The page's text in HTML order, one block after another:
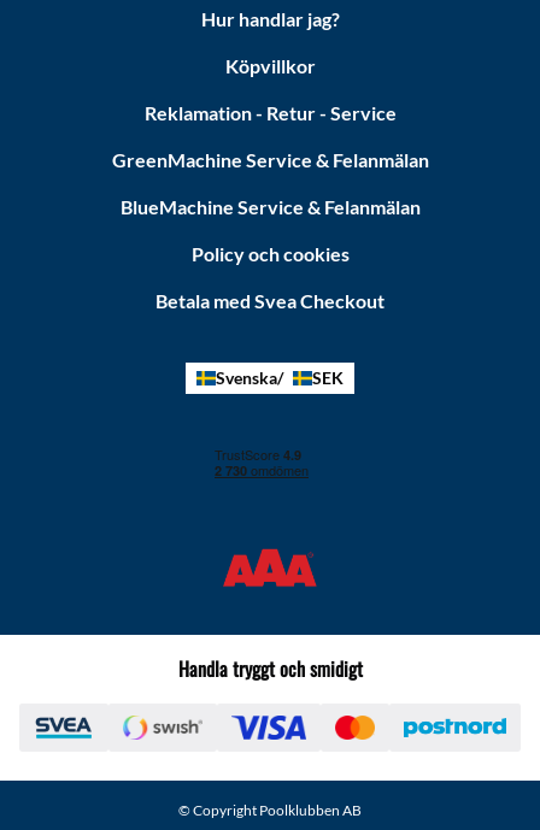
Hur handlar jag?
Köpvillkor
Reklamation - Retur - Service
GreenMachine Service & Felanmälan
BlueMachine Service & Felanmälan
Policy och cookies
Betala med Svea Checkout
Svenska SEK
Handla tryggt och smidigt
© Copyright Poolklubben AB